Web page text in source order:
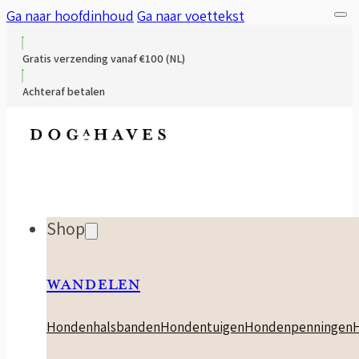
Ga naar hoofdinhoud Ga naar voettekst
Gratis verzending vanaf €100 (NL)
Achteraf betalen
Shop
WANDELEN
HondenhalsbandenHondentuigenHondenpenningen